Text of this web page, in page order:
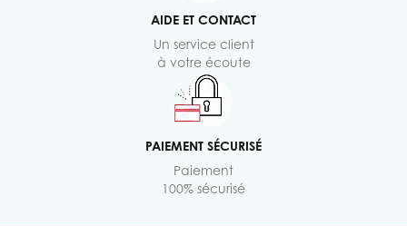
AIDE ET CONTACT
Un service client
à votre écoute
PAIEMENT SÉCURISÉ
Paiement
100% sécurisé